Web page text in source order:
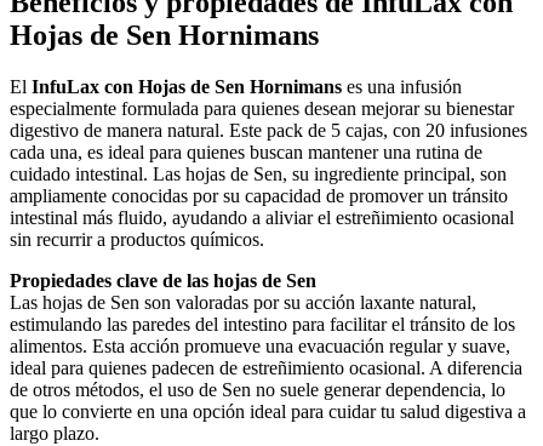
Hojas de Sen Hornimans
El InfuLax con Hojas de Sen Hornimans es una infusión
especialmente formulada para quienes desean mejorar su bienestar
digestivo de manera natural. Este pack de 5 cajas, con 20 infusiones
cada una, es ideal para quienes buscan mantener una rutina de
cuidado intestinal. Las hojas de Sen, su ingrediente principal, son
ampliamente conocidas por su capacidad de promover un tránsito
intestinal más fluido, ayudando a aliviar el estreñimiento ocasional
sin recurrir a productos químicos.
Propiedades clave de las hojas de Sen
Las hojas de Sen son valoradas por su acción laxante natural,
estimulando las paredes del intestino para facilitar el tránsito de los
alimentos. Esta acción promueve una evacuación regular y suave,
ideal para quienes padecen de estreñimiento ocasional. A diferencia
de otros métodos, el uso de Sen no suele generar dependencia, lo
que lo convierte en una opción ideal para cuidar tu salud digestiva a
largo plazo.